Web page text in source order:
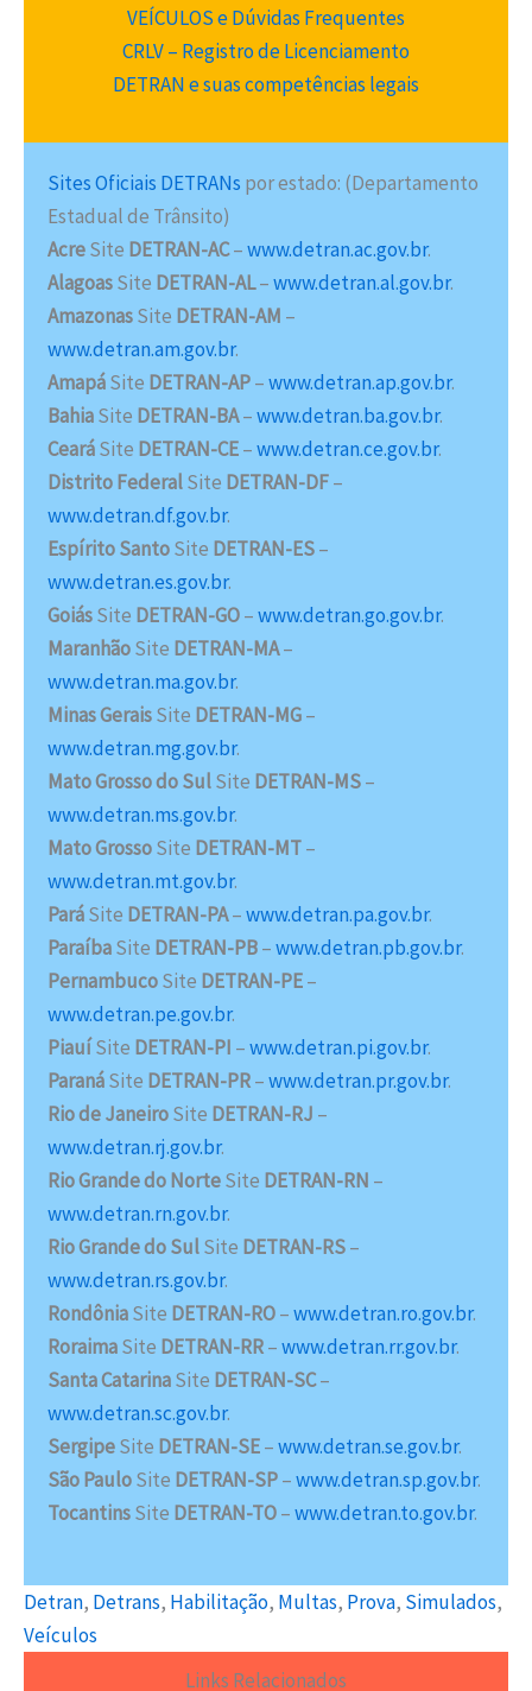
VEÍCULOS e Dúvidas Frequentes
CRLV – Registro de Licenciamento
DETRAN e suas competências legais
Sites Oficiais DETRANs por estado: (Departamento
Estadual de Trânsito)
AcreSite DETRAN-AC–www.detran.ac.gov.br.
AlagoasSite DETRAN-AL–www.detran.al.gov.br.
AmazonasSite DETRAN-AM –
www.detran.am.gov.br.
AmapáSite DETRAN-AP–www.detran.ap.gov.br.
BahiaSite DETRAN-BA–www.detran.ba.gov.br.
CearáSite DETRAN-CE–www.detran.ce.gov.br.
Distrito FederalSite DETRAN-DF–
www.detran.df.gov.br.
Espírito SantoSite DETRAN-ES–
www.detran.es.gov.br.
GoiásSite DETRAN-GO–www.detran.go.gov.br.
MaranhãoSite DETRAN-MA–
www.detran.ma.gov.br.
Minas GeraisSite DETRAN-MG–
www.detran.mg.gov.br.
Mato Grosso do SulSite DETRAN-MS–
www.detran.ms.gov.br.
Mato GrossoSite DETRAN-MT–
www.detran.mt.gov.br.
ParáSite DETRAN-PA–www.detran.pa.gov.br.
ParaíbaSite DETRAN-PB–www.detran.pb.gov.br.
PernambucoSite DETRAN-PE–
www.detran.pe.gov.br.
PiauíSite DETRAN-PI –www.detran.pi.gov.br.
ParanáSite DETRAN-PR–www.detran.pr.gov.br.
Rio de JaneiroSite DETRAN-RJ –
www.detran.rj.gov.br.
Rio Grande do NorteSite DETRAN-RN –
www.detran.rn.gov.br.
Rio Grande do SulSite DETRAN-RS–
www.detran.rs.gov.br.
RondôniaSite DETRAN-RO–www.detran.ro.gov.br.
RoraimaSite DETRAN-RR–www.detran.rr.gov.br.
Santa CatarinaSite DETRAN-SC–
www.detran.sc.gov.br.
SergipeSite DETRAN-SE–www.detran.se.gov.br.
São PauloSite DETRAN-SP–www.detran.sp.gov.br.
TocantinsSite DETRAN-TO–www.detran.to.gov.br.
Detran, Detrans, Habilitação, Multas, Prova, Simulados
Veículos
Links Relacionados